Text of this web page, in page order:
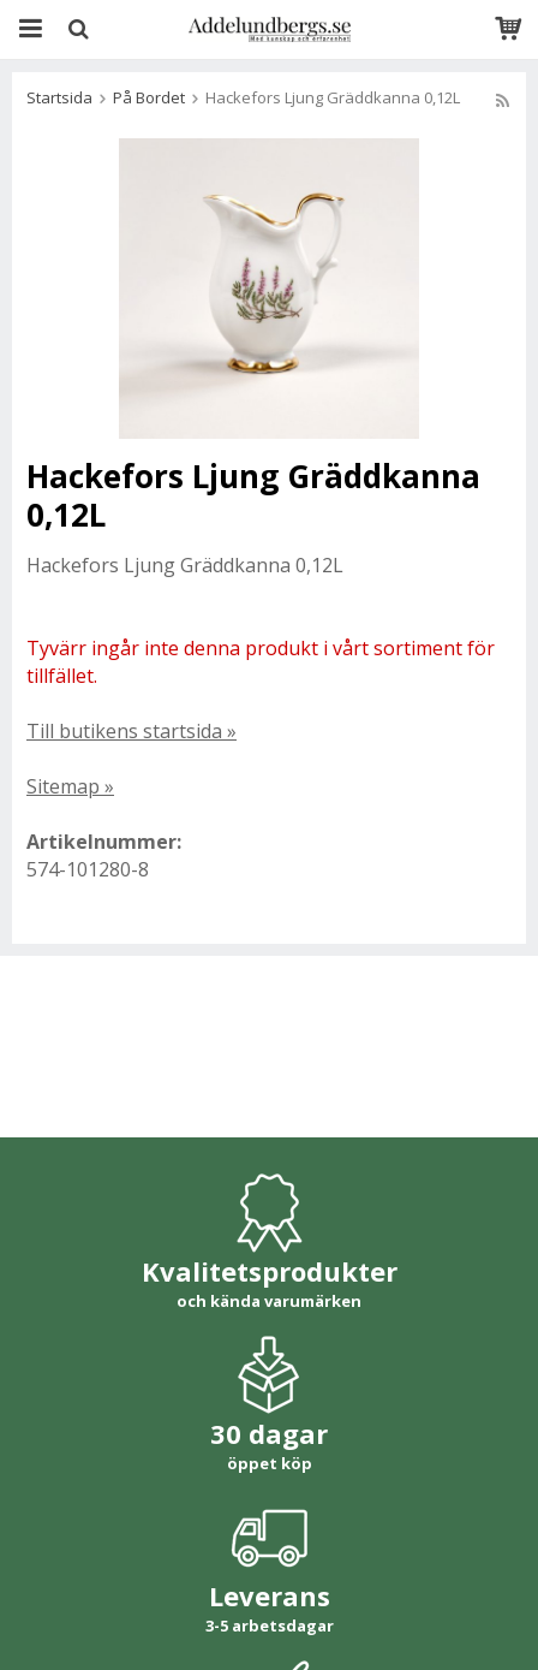
Startsida På Bordet Hackefors Ljung Gräddkanna 0,12L
Hackefors Ljung Gräddkanna
0,12L
Hackefors Ljung Gräddkanna 0,12L
Tyvärr ingår inte denna produkt i vårt sortiment för
tillfället.
Till butikens startsida »
Sitemap »
Artikelnummer:
574-101280-8
Kvalitetsprodukter
och kända varumärken
30 dagar
öppet köp
Leverans
3-5 arbetsdagar